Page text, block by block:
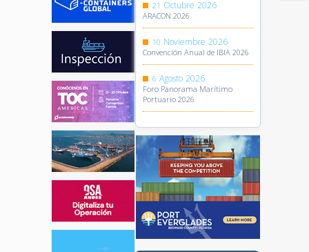
21 Octubre 2026
ARACON 2026
10 Noviembre 2026
Convención Anual de IBIA 2026
6 Agosto 2026
Foro Panorama Marítimo
Portuario 2026